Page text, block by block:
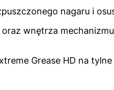
nagaru i
wnętrza
Grease HD na